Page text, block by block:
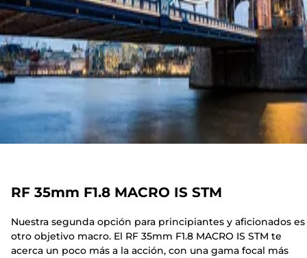
RF 35mm F1.8 MACRO IS STM
Nuestra segunda opción para principiantes y aficionados es
otro objetivo macro. El RF 35mm F1.8 MACRO IS STM te
acerca un poco más a la acción, con una gama focal más